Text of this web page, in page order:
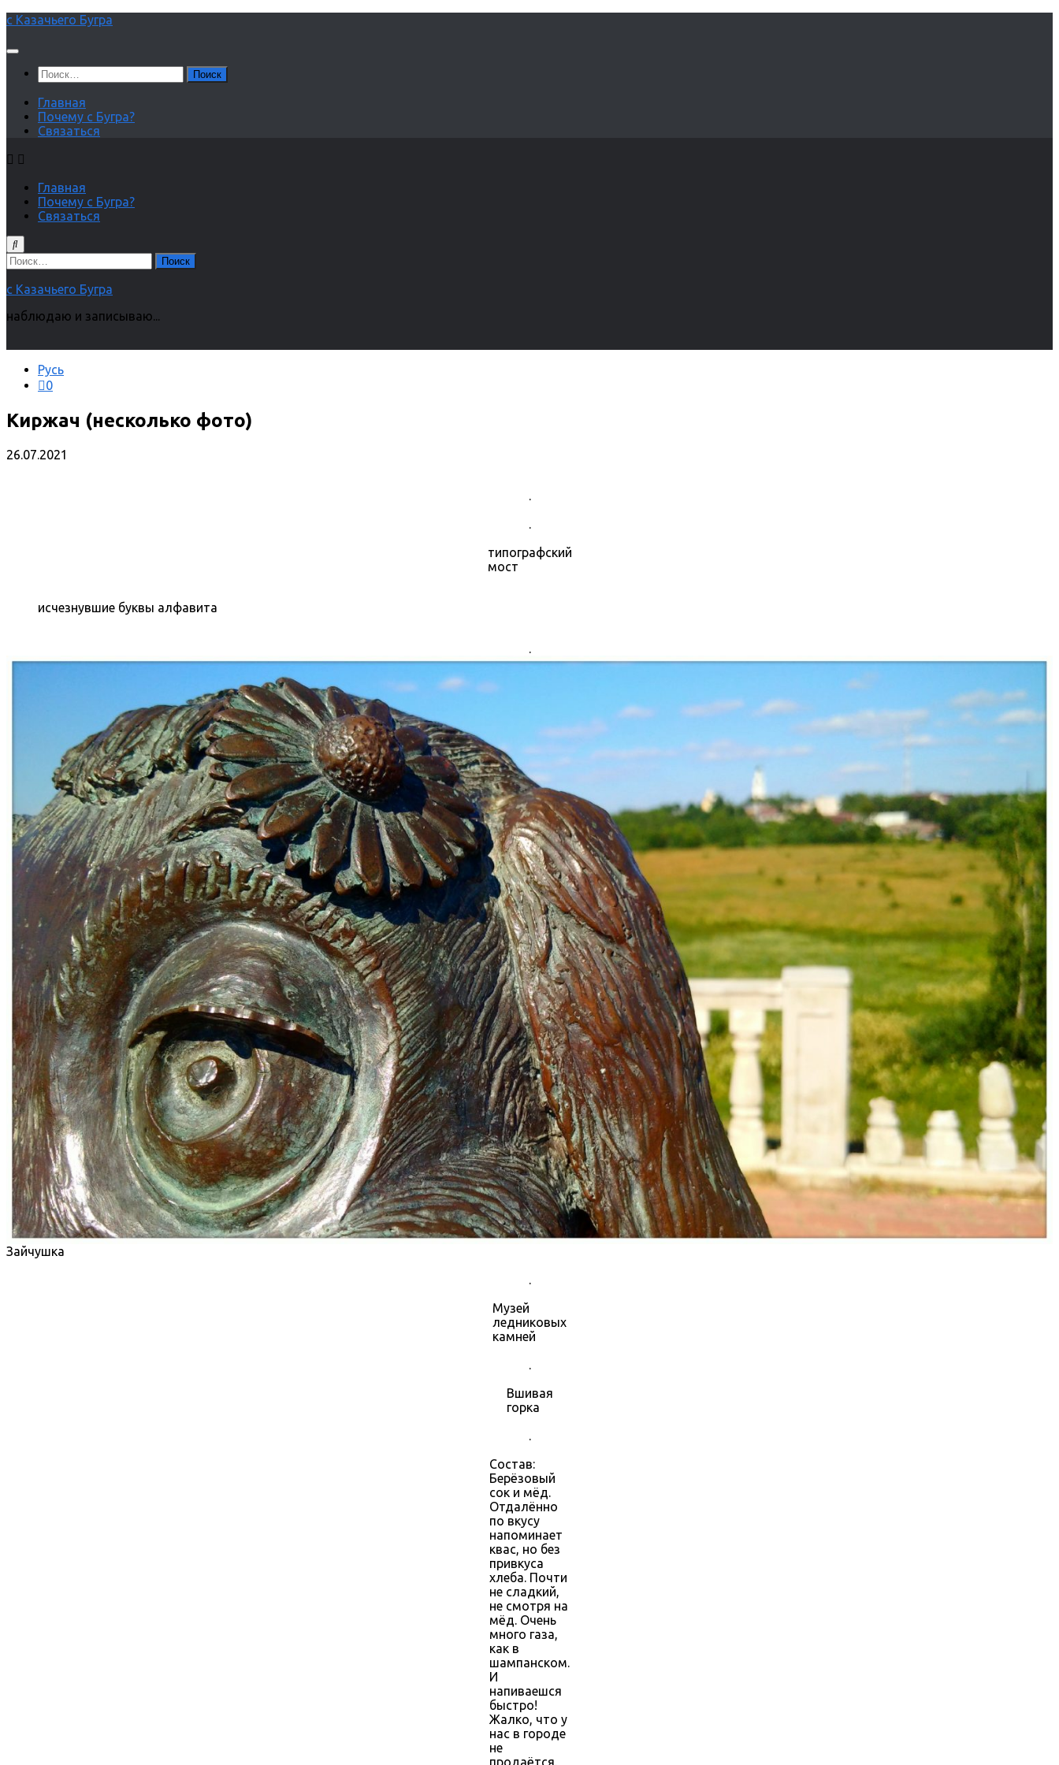
Перейти
содержимому
с Казачьего Бугра
Найти:
Главная
Почему с Бугра?
Связаться
Главная
Почему с Бугра?
Связаться
Найти:
с Казачьего Бугра
наблюдаю и записываю...
Русь
0
Киржач (несколько фото)
26.07.2021
.
.
типографский
мост
исчезнувшие буквы алфавита
.
Зайчушка
.
Музей
ледниковых
камней
.
Вшивая
горка
.
Состав:
Берёзовый
сок и мёд.
Отдалённо
по вкусу
напоминает
квас, но без
привкуса
хлеба. Почти
не сладкий,
не смотря на
мёд. Очень
много газа,
как в
шампанском.
И
напиваешся
быстро!
Жалко, что у
нас в городе
не
продаётся.